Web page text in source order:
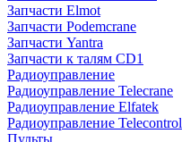
Запчасти Elmot
Запчасти Podemcrane
Запчасти Yantra
Запчасти к талям CD1
Радиоуправление
Радиоуправление Telecrane
Радиоуправление Elfatek
Радиоуправление Telecontrol
Пульты